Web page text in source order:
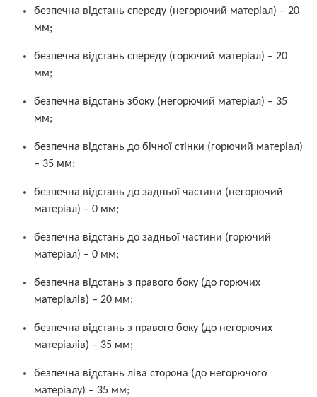
безпечна відстань спереду (негорючий матеріал) – 20
мм;
безпечна відстань спереду (горючий матеріал) – 20
мм;
безпечна відстань збоку (негорючий матеріал) – 35
мм;
безпечна відстань до бічної стінки (горючий матеріал)
– 35 мм;
безпечна відстань до задньої частини (негорючий
матеріал) – 0 мм;
безпечна відстань до задньої частини (горючий
матеріал) – 0 мм;
безпечна відстань з правого боку (до горючих
матеріалів) – 20 мм;
безпечна відстань з правого боку (до негорючих
матеріалів) – 35 мм;
безпечна відстань ліва сторона (до негорючого
матеріалу) – 35 мм;